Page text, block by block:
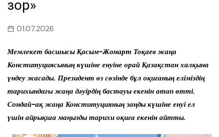
зор»
01.07.2026
Мемлекет басшысы Қасым-Жомарт Тоқаев жаңа
Конституциясының күшіне енуіне орай Қазақстан халқына
үндеу жасады. Президент өз сөзінде бұл оқиғаның еліміздің
тарихындағы жаңа дәуірдің бастауы екенін атап өтті.
Сондай-ақ жаңа Конституцияның заңды күшіне енуі ел
үшін айрықша маңызды тарихи оқиға екенін айтты.